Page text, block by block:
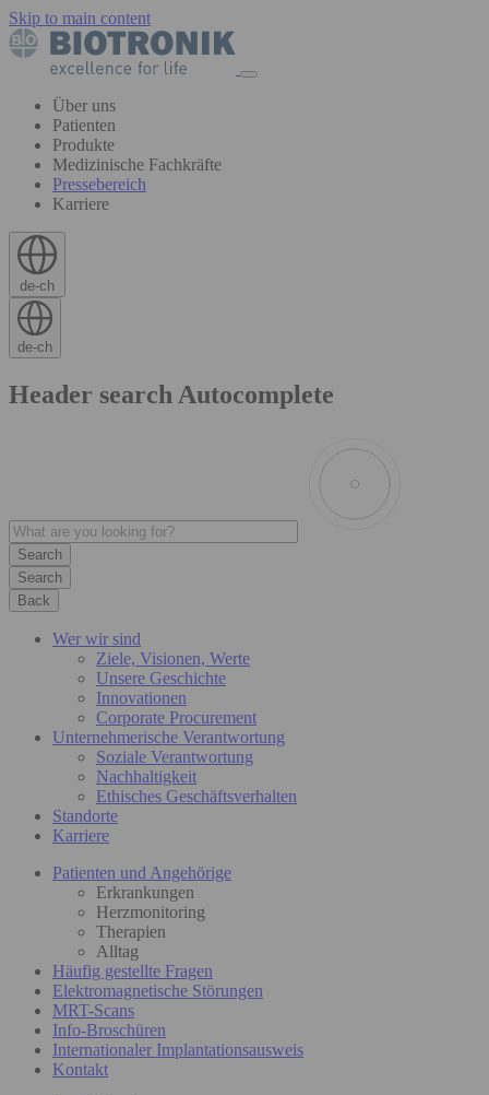
Skip to main content
Über uns
Patienten
Produkte
Medizinische Fachkräfte
Pressebereich
Karriere
de-ch
de-ch
Header search Autocomplete
Search
Back
Wer wir sind
Ziele, Visionen, Werte
Unsere Geschichte
Innovationen
Corporate Procurement
Unternehmerische Verantwortung
Soziale Verantwortung
Nachhaltigkeit
Ethisches Geschäftsverhalten
Standorte
Karriere
Patienten und Angehörige
Erkrankungen
Herzmonitoring
Therapien
Alltag
Häufig gestellte Fragen
Elektromagnetische Störungen
MRT-Scans
Info-Broschüren
Internationaler Implantationsausweis
Kontakt